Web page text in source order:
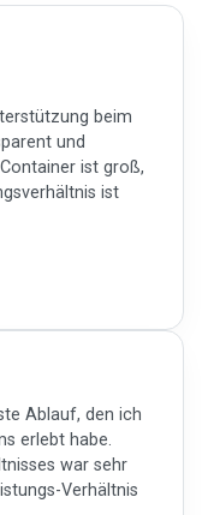
beim
und
ist groß,
ist
Ablauf, den ich
erlebt habe.
war sehr
Verhältnis